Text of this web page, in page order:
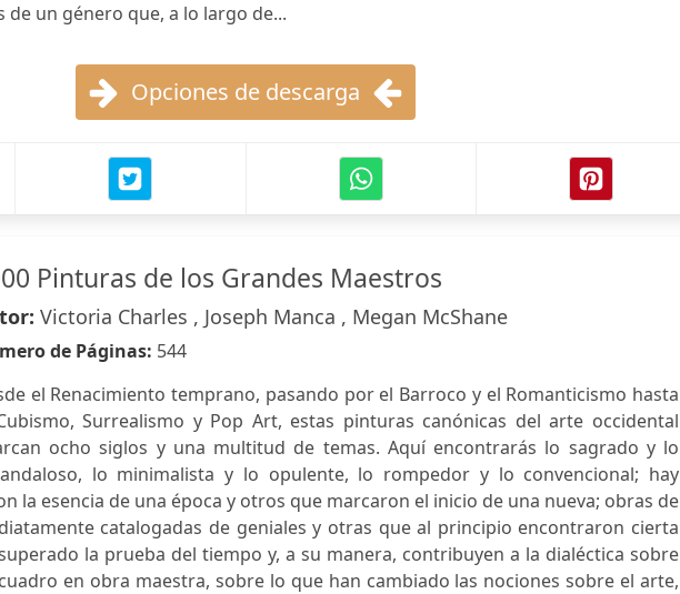
un género que, a lo largo de...
Opciones de descarga
Pinturas de los Grandes Maestros
Victoria Charles , Joseph Manca , Megan McShane
de Páginas: 544
el Renacimiento temprano, pasando por el Barroco y el Romanticismo hasta
Surrealismo y Pop Art, estas pinturas canónicas del arte occidental
ocho siglos y una multitud de temas. Aquí encontrarás lo sagrado y lo
lo minimalista y lo opulente, lo rompedor y lo convencional; hay
la esencia de una época y otros que marcaron el inicio de una nueva; obras de
catalogadas de geniales y otras que al principio encontraron cierta
la prueba del tiempo y, a su manera, contribuyen a la dialéctica sobre
en obra maestra, sobre lo que han cambiado las nociones sobre el arte,